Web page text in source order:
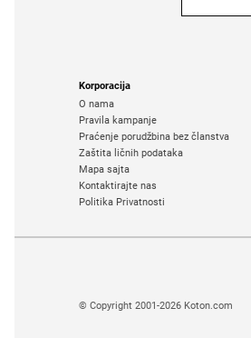
Korporacija
O nama
Pravila kampanje
Praćenje porudžbina bez članstva
Zaštita ličnih podataka
Mapa sajta
Kontaktirajte nas
Politika Privatnosti
© Copyright 2001-2026 Koton.com